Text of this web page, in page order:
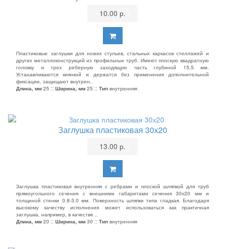
10.00 р.
Пластиковые заглушки для ножек стульев, стальных каркасов стеллажей и
других металлоконструкций из профильных труб. Имеют плоскую квадратную
головку и трех реберную заходящую часть глубиной 15,5 мм.
Устанавливаются киянкой и держатся без применения дополнительной
фиксации, защищают внутрен..
Длина, мм 25 :: Ширина, мм 25 :: Тип внутренняя
Заглушка пластиковая 30х20
13.00 р.
Заглушка пластиковая внутренняя с ребрами и плоской шляпкой для труб
прямоугольного сечения с внешними габаритами сечения 30х20 мм и
толщиной стенки 0.8-3.0 мм. Поверхность шляпки типа гладкая. Благодаря
высокому качеству исполнения может использоваться как практичная
заглушка, например, в качестве ..
Длина, мм 20 :: Ширина, мм 30 :: Тип внутренняя